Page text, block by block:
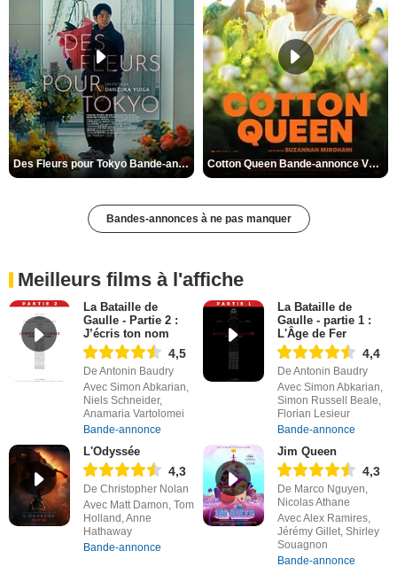
Des Fleurs pour Tokyo Bande-annonce VO STFR Cotton Queen Bande-annonce VO STFR
Bandes-annonces à ne pas manquer
Meilleurs films à l'affiche
La Bataille de
Gaulle - Partie 2 :
J’écris ton nom
4,5
De Antonin Baudry
Avec Simon Abkarian,
Niels Schneider,
Anamaria Vartolomei
Bande-annonce
La Bataille de
Gaulle - partie 1 :
L'Âge de Fer
4,4
De Antonin Baudry
Avec Simon Abkarian,
Simon Russell Beale,
Florian Lesieur
Bande-annonce
L'Odyssée
4,3
De Christopher Nolan
Avec Matt Damon, Tom
Holland, Anne
Hathaway
Bande-annonce
Jim Queen
4,3
De Marco Nguyen,
Nicolas Athane
Avec Alex Ramires,
Jérémy Gillet, Shirley
Souagnon
Bande-annonce